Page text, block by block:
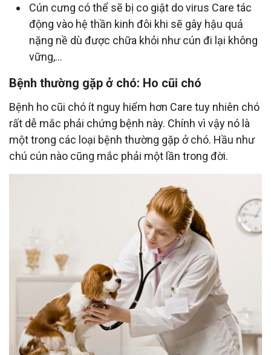
Cún cưng có thể sẽ bị co giật do virus Care tác
động vào hệ thần kinh đôi khi sẽ gây hậu quả
nặng nề dù được chữa khỏi như cún đi lại không
vững,...
Bệnh thường gặp ở chó: Ho cũi chó
Bệnh ho cũi chó ít nguy hiểm hơn Care tuy nhiên chó
rất dễ mắc phải chứng bệnh này. Chính vì vậy nó là
một trong các loại bệnh thường gặp ở chó. Hầu như
chú cún nào cũng mắc phải một lần trong đời.